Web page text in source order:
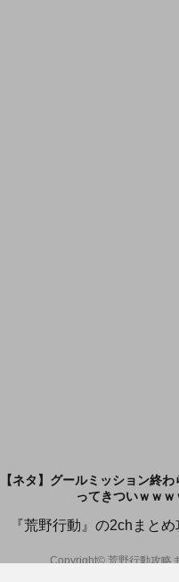
【ネタ】グールミッション終
ってきついｗｗ
『荒野行動』の2chまと
Copyright© 荒野行動攻略